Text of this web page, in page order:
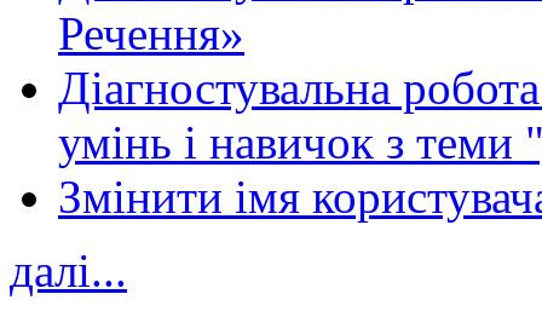
Речення»
Діагностувальна
умінь і навичок з теми
Змінити імя
далі...